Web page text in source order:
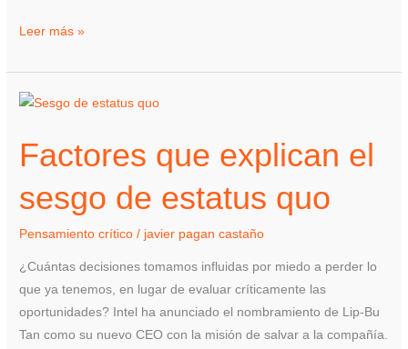
Leer más »
Factores que explican el
sesgo de estatus quo
Pensamiento crítico / javier pagan castaño
¿Cuántas decisiones tomamos influidas por miedo a perder lo
que ya tenemos, en lugar de evaluar críticamente las
oportunidades? Intel ha anunciado el nombramiento de Lip-Bu
Tan como su nuevo CEO con la misión de salvar a la compañía.
Factores
explican
el
sesgo
estatus
quo